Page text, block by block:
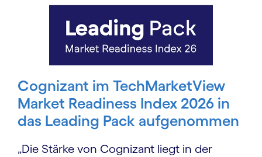
Cognizant im TechMarketView
Market Readiness Index 2026 in
das Leading Pack aufgenommen
„Die Stärke von Cognizant liegt in der